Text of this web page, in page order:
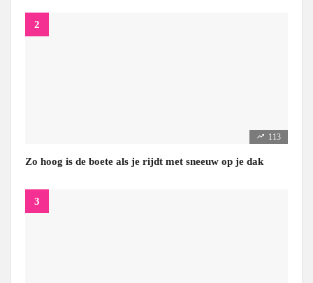
113
Zo hoog is de boete als je rijdt met sneeuw op je dak